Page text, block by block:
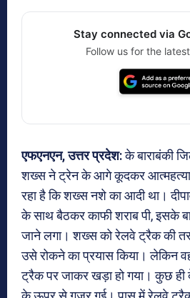
Stay connected via
Follow us for the
एफएनएन, उत्तर प्रदेश:के बाराबंकी
शख्स ने ट्रेन के आगे कूदकर आत्महत्या
रहा है कि शख्स नशे का आदी था।
के साथ बैठकर काफी शराब पी, इसके
जाने लगा। शख्स को रेलवे ट्रैक की
उसे रोकने का प्रयास किया। लेकिन
ट्रैक पर जाकर खड़ा हो गया। कुछ